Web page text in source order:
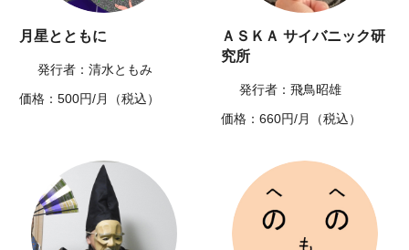
月星とともに
発行者：清水ともみ
価格：500円/月（税込）
ＡＳＫＡ サイバニック研
究所
発行者：飛鳥昭雄
価格：660円/月（税込）